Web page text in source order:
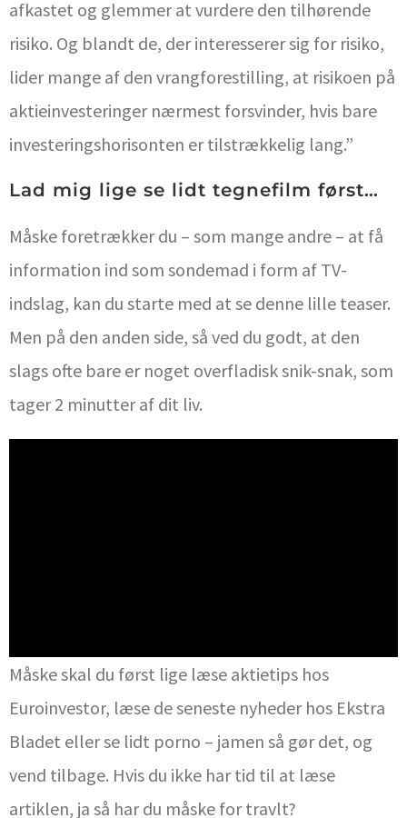
afkastet og glemmer at vurdere den tilhørende
risiko. Og blandt de, derinteresserer sig for risiko,
lider mange af den vrangforestilling, at risikoen på
aktieinvesteringer nærmest forsvinder, hvis bare
investeringshorisonten er tilstrækkelig lang.”
Lad mig lige se lidt tegnefilm først…
Måske foretrækker du – som mange andre – at få
information ind som sondemad i form af TV-
indslag, kan du starte med at se denne lille teaser.
Men på den anden side, så ved du godt, at den
slags ofte bare er noget overfladisk snik-snak, som
tager 2 minutter af dit liv.
Måske skal du først lige læse aktietips hos
Euroinvestor, læse de seneste nyheder hos Ekstra
Bladet eller se lidt porno – jamen så gør det, og
vend tilbage. Hvis du ikke har tid til at læse
artiklen, ja så har du måske for travlt?